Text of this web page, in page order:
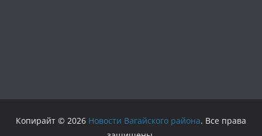
Копирайт © 2026 Новости Вагайского района. Все права